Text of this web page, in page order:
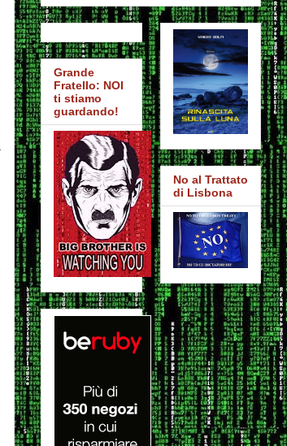
Grande
Fratello: NOI
ti stiamo
guardando!
No al Trattato
di Lisbona